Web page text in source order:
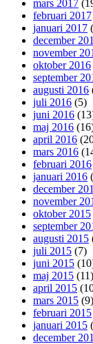
mars 2017
februari 2017
januari 2017
december
november
oktober 2016
september
augusti 2016
juli 2016 (5)
juni 2016
maj 2016
april 2016
mars 2016
februari 2016
januari 2016
december
november
oktober 2015
september
augusti 2015
juli 2015 (7)
juni 2015
maj 2015 (11)
april 2015
mars 2015 (9)
februari 2015
januari 2015
december